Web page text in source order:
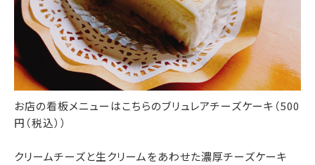
お店の看板メニューはこちらのブリュレアチーズケーキ（500
円（税込））
クリームチーズと生クリームをあわせた濃厚チーズケーキ